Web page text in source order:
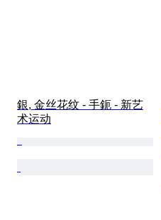
銀, 金丝花纹 - 手鈪 - 新艺
术运动